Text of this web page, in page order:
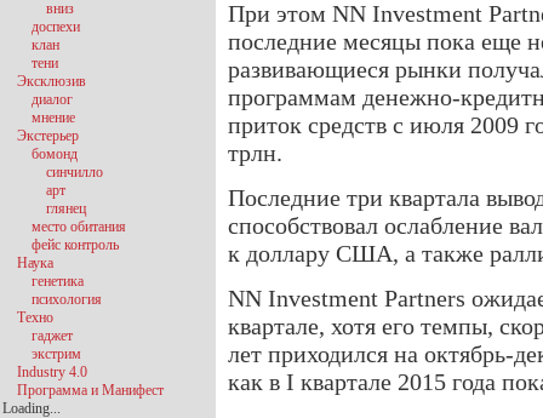
При этом NN Investment
последние месяцы пока еще
развивающиеся рынки
программам денежно-
приток средств с июля 2009
трлн.
Последние три квартала
способствовал ослабление
к доллару США, а также
NN Investment Partners
квартале, хотя его темпы,
лет приходился на октябрь-
как в I квартале 2015 года
вниз
доспехи
клан
тени
Эксклюзив
диалог
мнение
Экстерьер
бомонд
синчилло
арт
глянец
место обитания
фейс контроль
Наука
генетика
психология
Техно
гаджет
экстрим
Industry 4.0
Программа и Манифест
Loading...